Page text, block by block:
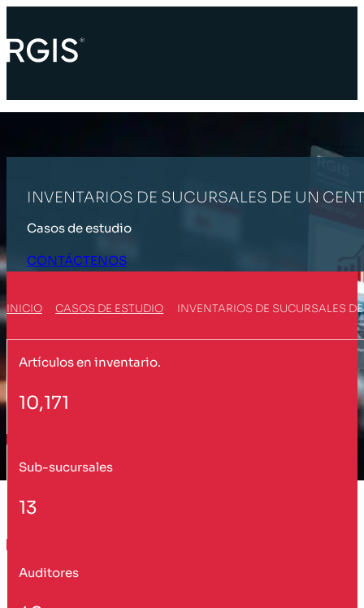
INVENTARIOS DE SUCURSALES DE UN
Casos de estudio
CONTÁCTENOS
INICIO CASOS DE ESTUDIO INVENTARIOS DE SUCURSALES
Artículos en inventario.
10,171
Sub-sucursales
13
Auditores